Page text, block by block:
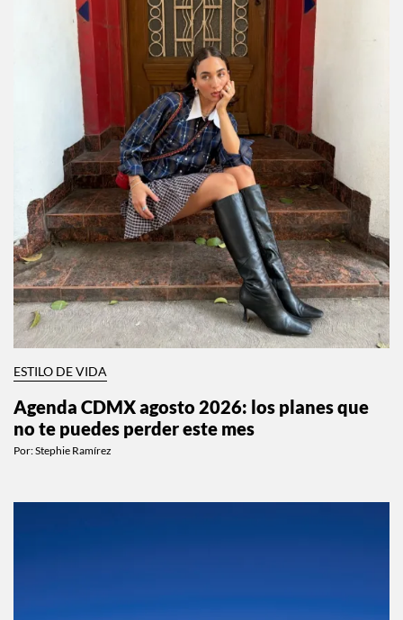
ESTILO DE VIDA
Agenda CDMX agosto 2026: los planes que
no te puedes perder este mes
Por:Stephie Ramírez